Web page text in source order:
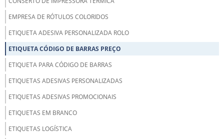
EMPRESA DE RÓTULOS COLORIDOS
ETIQUETA ADESIVA PERSONALIZADA ROLO
ETIQUETA CÓDIGO DE BARRAS PREÇO
ETIQUETA PARA CÓDIGO DE BARRAS
ETIQUETAS ADESIVAS PERSONALIZADAS
ETIQUETAS ADESIVAS PROMOCIONAIS
ETIQUETAS EM BRANCO
ETIQUETAS LOGÍSTICA